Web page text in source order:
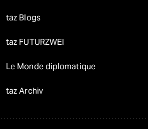
taz Blogs
taz FUTURZWEI
Le Monde diplomatique
taz Archiv